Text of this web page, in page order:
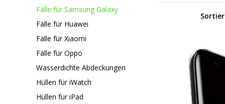
Fälle für Samsung Galaxy
Fälle für Huawei
Fälle für Xiaomi
Fälle für Oppo
Wasserdichte Abdeckungen
Hüllen für iWatch
Hüllen für iPad